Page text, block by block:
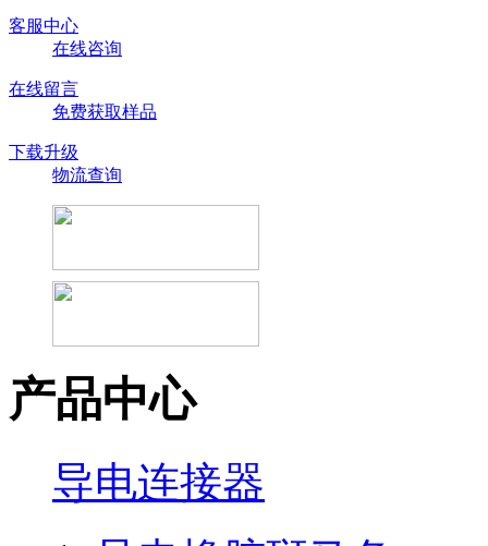
客服中心
在线咨询
在线留言
免费获取样品
下载升级
物流查询
产品中心
导电连接器